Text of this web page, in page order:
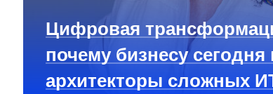
Цифровая
почему бизнесу
архитекторы сложных